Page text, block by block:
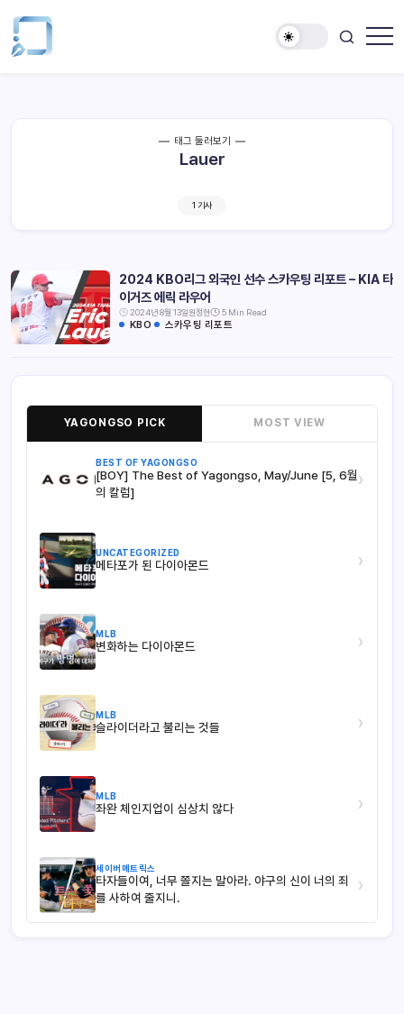
태그 둘러보기
Lauer
1 기사
2024 KBO리그 외국인 선수 스카우팅 리포트 – KIA 타
이거즈 에릭 라우어
2024년 8월 13일원정현 5 Min Read
KBO 스카우팅 리포트
YAGONGSO PICK MOST VIEW
BEST OF YAGONGSO
[BOY] The Best of Yagongso, May/June [5, 6월
의 칼럼]
›
UNCATEGORIZED
메타포가 된 다이아몬드 ›
MLB
변화하는 다이아몬드 ›
MLB
슬라이더라고 불리는 것들 ›
MLB
좌완 체인지업이 심상치 않다 ›
세이버메트릭스
타자들이여, 너무 쫄지는 말아라. 야구의 신이 너의 죄
를 사하여 줄지니.
›